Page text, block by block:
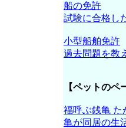
船の免許
試験に合格し
小型船舶免許
過去問題を教
【ペットのペ
福呼ぶ銭亀 た
亀が同居の生